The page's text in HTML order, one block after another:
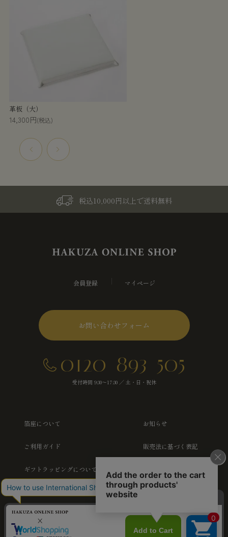
革板（大）
14,300円(税込)
税込10,000円以上で送料無料
会員登録 マイページ
お問い合わせフォーム
0120-893-505
受付時間 9:30～17:30 ／ 土・日・祝休
箔座について
ご利用ガイド
ギフトラッピングについて
よくあるご質問
特集
お知らせ
販売法に基づく表記